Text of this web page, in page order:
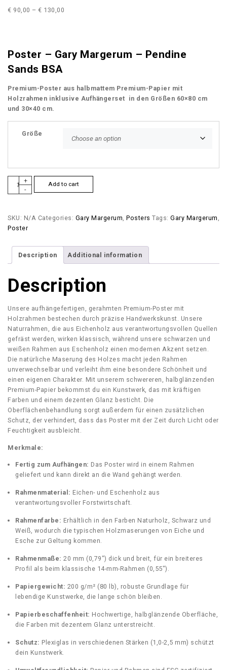
€ 90,00 – € 130,00
r
g
e
€
0
t
o
€
1
3
0
Poster – Gary Margerum – Pendine
Sands BSA
Premium-Poster aus halbmattem Premium-Papier mit
Holzrahmen inklusive Aufhängerset in den Größen 60×80 cm
und 30×40 cm.
Größe
e
r
M
r
g
e
r
u
m
–
P
e
n
d
i
n
e
a
s
a
i
+
-
Add to cart
SKU: N/A Categories: Gary Margerum, Posters Tags: Gary Margerum ,
Poster
Description Additional information
Description
Unsere aufhängefertigen, gerahmten Premium-Poster mit
Holzrahmen bestechen durch präzise Handwerkskunst. Unsere
Naturrahmen, die aus Eichenholz aus verantwortungsvollen Quellen
gefräst werden, wirken klassisch, während unsere schwarzen und
weißen Rahmen aus Eschenholz einen modernen Akzent setzen.
Die natürliche Maserung des Holzes macht jeden Rahmen
unverwechselbar und verleiht ihm eine besondere Schönheit und
einen eigenen Charakter. Mit unserem schwereren, halbglänzenden
Premium-Papier bekommst du ein Kunstwerk, das mit kräftigen
Farben und einem dezenten Glanz besticht. Die
Oberflächenbehandlung sorgt außerdem für einen zusätzlichen
Schutz, der verhindert, dass das Poster mit der Zeit durch Licht oder
Feuchtigkeit ausbleicht.
Merkmale:
Fertig zum Aufhängen: Das Poster wird in einem Rahmen
geliefert und kann direkt an die Wand gehängt werden.
Rahmenmaterial: Eichen- und Eschenholz aus
verantwortungsvoller Forstwirtschaft.
Rahmenfarbe: Erhältlich in den Farben Naturholz, Schwarz und
Weiß, wodurch die typischen Holzmaserungen von Eiche und
Esche zur Geltung kommen.
Rahmenmaße: 20 mm (0,79″) dick und breit, für ein breiteres
Profil als beim klassische 14-mm-Rahmen (0,55″).
Papiergewicht: 200 g/m² (80 lb), robuste Grundlage für
lebendige Kunstwerke, die lange schön bleiben.
Papierbeschaffenheit: Hochwertige, halbglänzende Oberfläche,
die Farben mit dezentem Glanz unterstreicht.
Schutz: Plexiglas in verschiedenen Stärken (1,0-2,5 mm) schützt
dein Kunstwerk.